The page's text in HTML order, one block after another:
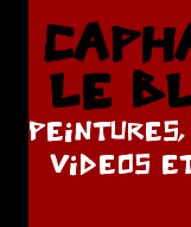
Aller
contenuLE
VIDEOS